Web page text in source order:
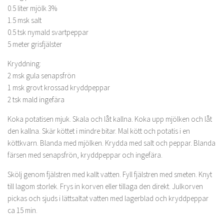
0.5 liter mjölk 3%
1.5 msk salt
0.5 tsk nymald svartpeppar
5 meter grisfjälster
Kryddning:
2 msk gula senapsfrön
1 msk grovt krossad kryddpeppar
2 tsk mald ingefära
Koka potatisen mjuk. Skala och låt kallna. Koka upp mjölken och låt
den kallna. Skär köttet i mindre bitar. Mal kött och potatis i en
köttkvarn. Blanda med mjölken. Krydda med salt och peppar. Blanda
färsen med senapsfrön, kryddpeppar och ingefära.
Skölj genom fjälstren med kallt vatten. Fyll fjälstren med smeten. Knyt
till lagom storlek. Frys in korven eller tillaga den direkt. Julkorven
pickas och sjuds i lättsaltat vatten med lagerblad och kryddpeppar
ca 15 min.